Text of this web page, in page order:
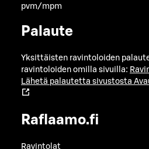
pvm/mpm
Palaute
Yksittäisten ravintoloiden
ravintoloiden omilla sivuilla:
Lähetä palautetta sivustosta
Raflaamo.fi
Ravintolat